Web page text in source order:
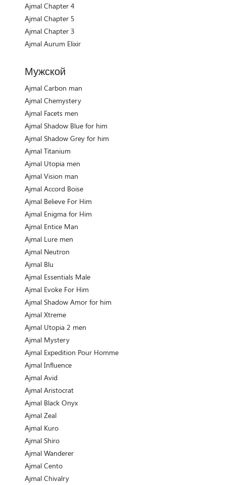
Ajmal Chapter 4
Ajmal Chapter 5
Ajmal Chapter 3
Ajmal Aurum Elixir
Мужской
Ajmal Carbon man
Ajmal Chemystery
Ajmal Facets men
Ajmal Shadow Blue for him
Ajmal Shadow Grey for him
Ajmal Titanium
Ajmal Utopia men
Ajmal Vision man
Ajmal Accord Boise
Ajmal Believe For Him
Ajmal Enigma for Him
Ajmal Entice Man
Ajmal Lure men
Ajmal Neutron
Ajmal Blu
Ajmal Essentials Male
Ajmal Evoke For Him
Ajmal Shadow Amor for him
Ajmal Xtreme
Ajmal Utopia 2 men
Ajmal Mystery
Ajmal Expedition Pour Homme
Ajmal Influence
Ajmal Avid
Ajmal Aristocrat
Ajmal Black Onyx
Ajmal Zeal
Ajmal Kuro
Ajmal Shiro
Ajmal Wanderer
Ajmal Cento
Ajmal Chivalry